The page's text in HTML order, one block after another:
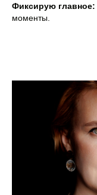
Фиксирую главное:
моменты.